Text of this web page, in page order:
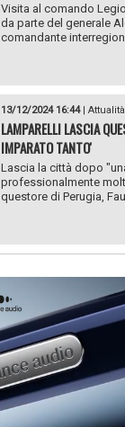
Visita al comando
da parte del generale
comandante
13/12/2024 16:44| Attualità
LAMPARELLI LASCIA
IMPARATO TANTO'
Lascia la città dopo
professionalmente
questore di Perugia,